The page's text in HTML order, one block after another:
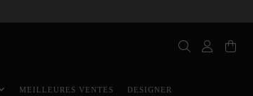
MEILLEURES VENTES DESIGNER